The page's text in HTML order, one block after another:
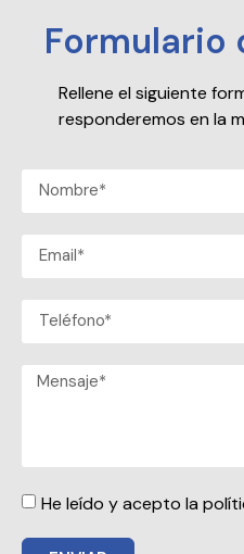
Formulario
Rellene el siguiente
responderemos en la
He leído y acepto la